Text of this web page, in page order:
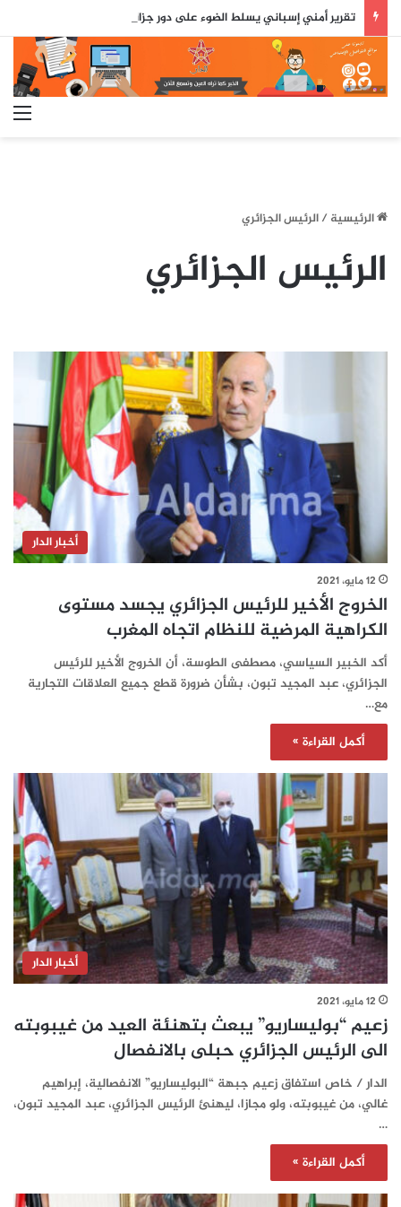
الرئيسية/الرئيس الجزائري
الرئيس الجزائري
أخبار الدار
12 مايو، 2021
الخروج الأخير للرئيس الجزائري يجسد مستوى
الكراهية المرضية للنظام اتجاه المغرب
أكد الخبير السياسي، مصطفى الطوسة، أن الخروج الأخير للرئيس
الجزائري، عبد المجيد تبون، بشأن ضرورة قطع جميع العلاقات التجارية
مع…
أكمل القراءة »
أخبار الدار
12 مايو، 2021
زعيم “بوليساريو” يبعث بتهنئة العيد من غيبوبته
الى الرئيس الجزائري حبلى بالانفصال
الدار / خاص استفاق زعيم جبهة “البوليساريو” الانفصالية، إبراهيم
غالي، من غيبوبته، ولو مجازا، ليهنئ الرئيس الجزائري، عبد المجيد تبون،
…
أكمل القراءة »